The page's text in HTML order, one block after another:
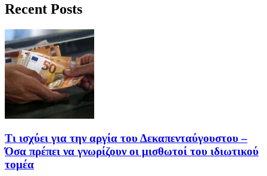
Recent Posts
Τι ισχύει για την αργία του Δεκαπενταύγουστου –
Όσα πρέπει να γνωρίζουν οι μισθωτοί του ιδιωτικού
τομέα